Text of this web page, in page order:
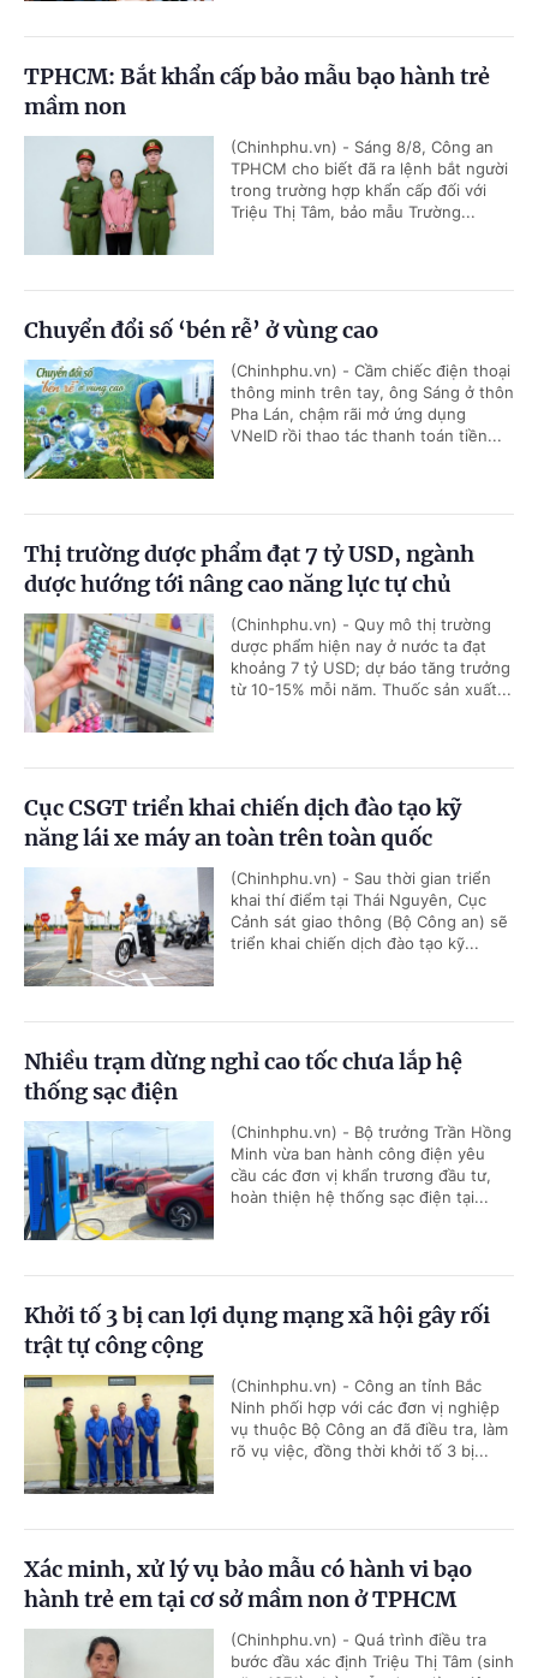
TPHCM: Bắt khẩn cấp bảo mẫu bạo hành trẻ
mầm non
(Chinhphu.vn) - Sáng 8/8, Công an
TPHCM cho biết đã ra lệnh bắt người
trong trường hợp khẩn cấp đối với
Triệu Thị Tâm, bảo mẫu Trường...
Chuyển đổi số ‘bén rễ’ ở vùng cao
(Chinhphu.vn) - Cầm chiếc điện thoại
thông minh trên tay, ông Sáng ở thôn
Pha Lán, chậm rãi mở ứng dụng
VNeID rồi thao tác thanh toán tiền...
Thị trường dược phẩm đạt 7 tỷ USD, ngành
dược hướng tới nâng cao năng lực tự chủ
(Chinhphu.vn) - Quy mô thị trường
dược phẩm hiện nay ở nước ta đạt
khoảng 7 tỷ USD; dự báo tăng trưởng
từ 10-15% mỗi năm. Thuốc sản xuất...
Cục CSGT triển khai chiến dịch đào tạo kỹ
năng lái xe máy an toàn trên toàn quốc
(Chinhphu.vn) - Sau thời gian triển
khai thí điểm tại Thái Nguyên, Cục
Cảnh sát giao thông (Bộ Công an) sẽ
triển khai chiến dịch đào tạo kỹ...
Nhiều trạm dừng nghỉ cao tốc chưa lắp hệ
thống sạc điện
(Chinhphu.vn) - Bộ trưởng Trần Hồng
Minh vừa ban hành công điện yêu
cầu các đơn vị khẩn trương đầu tư,
hoàn thiện hệ thống sạc điện tại...
Khởi tố 3 bị can lợi dụng mạng xã hội gây rối
trật tự công cộng
(Chinhphu.vn) - Công an tỉnh Bắc
Ninh phối hợp với các đơn vị nghiệp
vụ thuộc Bộ Công an đã điều tra, làm
rõ vụ việc, đồng thời khởi tố 3 bị...
Xác minh, xử lý vụ bảo mẫu có hành vi bạo
hành trẻ em tại cơ sở mầm non ở TPHCM
(Chinhphu.vn) - Quá trình điều tra
bước đầu xác định Triệu Thị Tâm (sinh